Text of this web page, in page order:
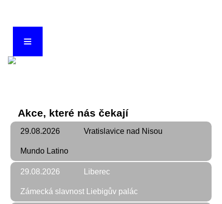
≡
Akce, které nás čekají
29.08.2026 Vratislavice nad Nisou
Mundo Latino
29.08.2026 Liberec
Zámecká slavnost Liebigův palác